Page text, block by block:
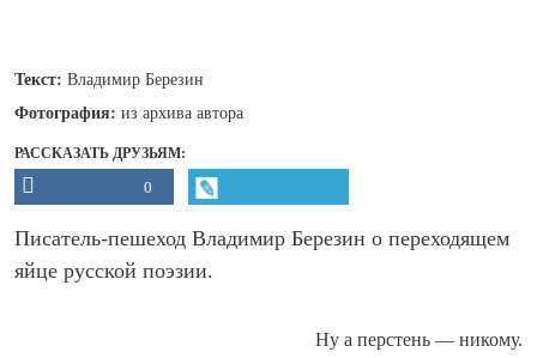
Текст: Владимир Березин
Фотография: из архива автора
РАССКАЗАТЬ ДРУЗЬЯМ:
0
Писатель-пешеход Владимир Березин о переходящем
яйце русской поэзии.
Ну а перстень — никому.